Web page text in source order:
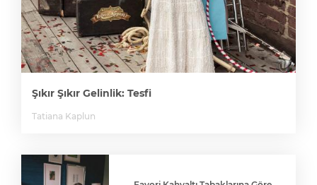
Şıkır Şıkır Gelinlik: Tesfi
Tatiana Kaplun